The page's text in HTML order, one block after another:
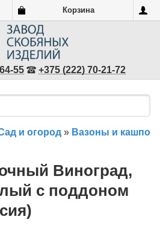
Корзина
55 +375 (222) 70-21-72
и огород » Вазоны и кашпо
Виноград,
с поддоном